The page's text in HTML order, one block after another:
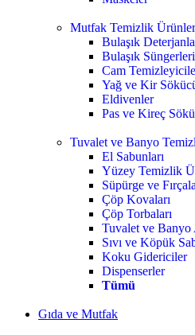
Mutfak Temizlik
Bulaşık
Bulaşık
Cam
Yağ ve Kir
Eldivenler
Pas ve Kireç
Tuvalet ve Banyo
El Sabunları
Yüzey Temizlik
Süpürge ve
Çöp Kovaları
Çöp Torbaları
Tuvalet ve Banyo
Sıvı ve Köpük
Koku Gidericiler
Dispenserler
Tümü
Gıda ve Mutfak